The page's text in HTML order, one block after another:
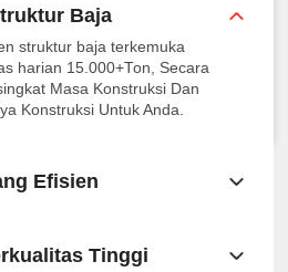
Baja
struktur baja terkemuka
harian 15.000+Ton, Secara
Masa Konstruksi Dan
Konstruksi Untuk Anda.
Efisien
Tinggi